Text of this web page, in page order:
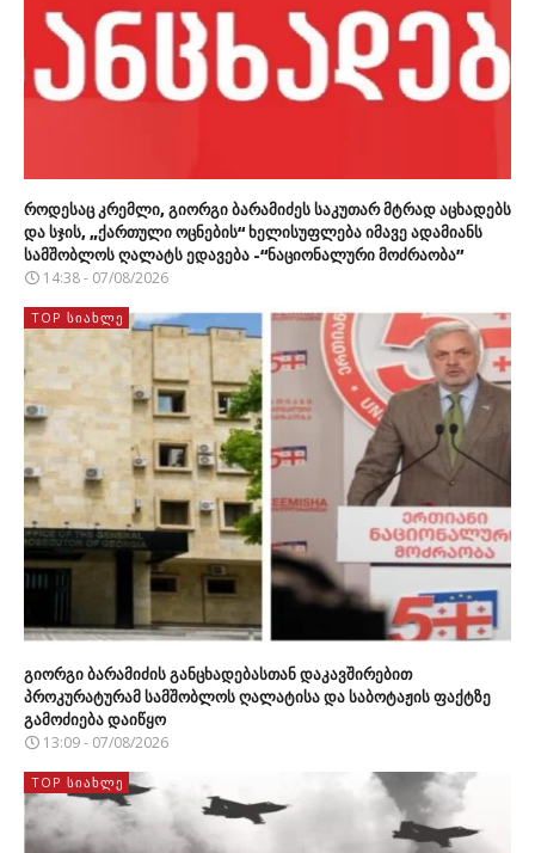
როდესაც კრემლი, გიორგი ბარამიძეს საკუთარ მტრად აცხადებს
და სჯის, „ქართული ოცნების“ ხელისუფლება იმავე ადამიანს
სამშობლოს ღალატს ედავება -“ნაციონალური მოძრაობა”
14:38 - 07/08/2026
TOP ᲡᲘᲐᲮᲚᲔ
გიორგი ბარამიძის განცხადებასთან დაკავშირებით
პროკურატურამ სამშობლოს ღალატისა და საბოტაჟის ფაქტზე
გამოძიება დაიწყო
13:09 - 07/08/2026
TOP ᲡᲘᲐᲮᲚᲔ